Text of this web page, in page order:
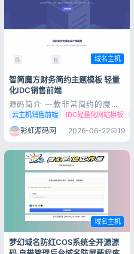
域名主机
智简魔方财务简约主题模板 轻量
化IDC销售前端
源码简介 一款非常简约的魔方
财务主题模版，虽然说不是什么
科技模版，但是这个属实给用户
一种简约、好看、清新的一种感
觉，喜欢的自行下载吧！ 源码
color="#0000ff"]✅夸克网盘
(需下载网盘/限速/慢）[/f...
云主机销售前端 IDC轻量化网站模板
彩虹源码网 2026-06-22 19
域名主机
梦幻域名防红COS系统全开源源